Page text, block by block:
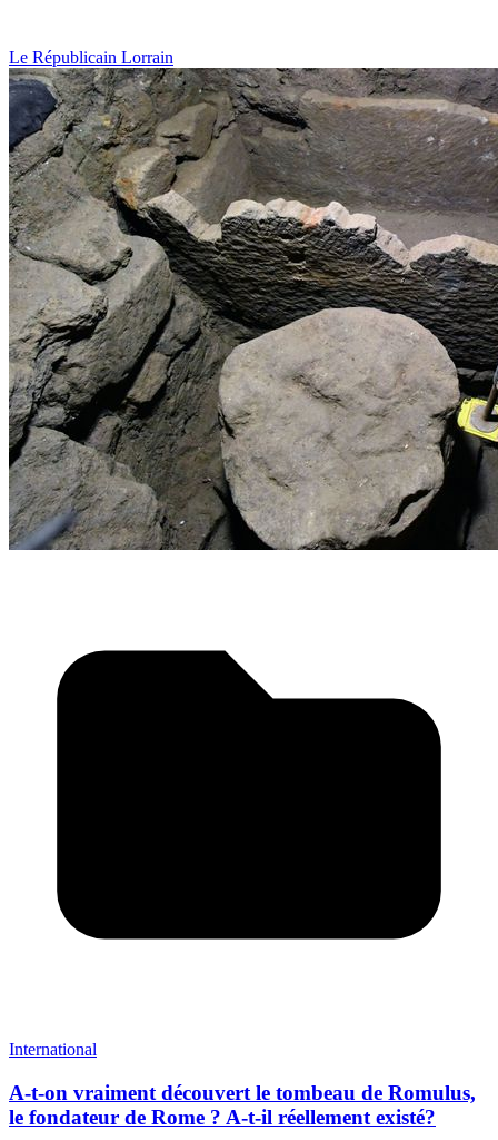
Le Républicain Lorrain
International
A-t-on vraiment découvert le tombeau de Romulus,
le fondateur de Rome ? A-t-il réellement existé?